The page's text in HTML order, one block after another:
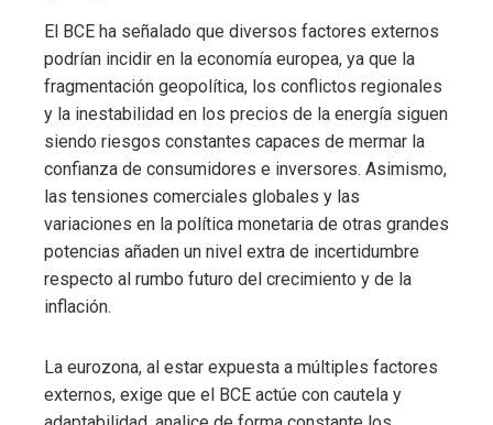
El BCE ha señalado que diversos factores externos
podrían incidir en la economía europea, ya que la
fragmentación geopolítica, los conflictos regionales
y la inestabilidad en los precios de la energía siguen
siendo riesgos constantes capaces de mermar la
confianza de consumidores e inversores. Asimismo,
las tensiones comerciales globales y las
variaciones en la política monetaria de otras grandes
potencias añaden un nivel extra de incertidumbre
respecto al rumbo futuro del crecimiento y de la
inflación.
La eurozona, al estar expuesta a múltiples factores
externos, exige que el BCE actúe con cautela y